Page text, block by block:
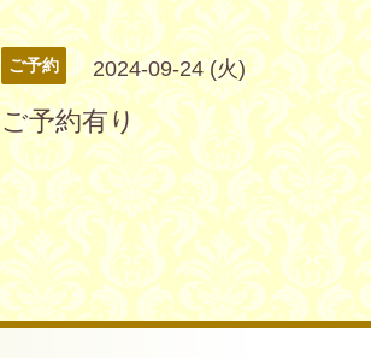
ご予約 2024-09-24 (火)
ご予約有り